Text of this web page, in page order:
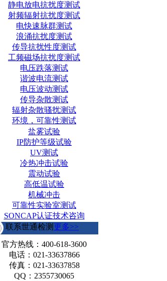
静电放电抗扰度测试
射频辐射抗扰度测试
电快速脉群测试
浪涌抗扰度测试
传导抗扰性度测试
工频磁场抗扰度测试
电压跌落测试
谐波电流测试
电压波动测试
传导杂散测试
辐射杂散骚扰测试
环境，可靠性测试
盐雾试验
IP防护等级试验
UV测试
冷热冲击试验
震动试验
高低温试验
机械冲击
可靠性实验室测试
SONCAP认证技术咨询
联系世通检测 更多>>
官方热线： 400-618-3600
电话：021-33637866
传真：021-33637858
QQ：2355730065